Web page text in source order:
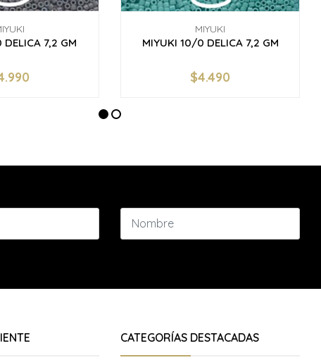
DELICA 7,2 GM
+
MIYUKI
MIYUKI 10/0 DELICA 7,2 GM
+
$4.490
CATEGORÍAS DESTACADAS